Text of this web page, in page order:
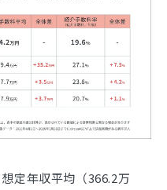
定年収平均（366.2万